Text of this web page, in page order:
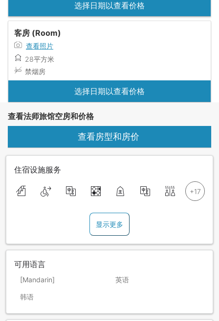
选择日期以查看价格
客房 (Room)
查看照片
28平方米
禁烟房
选择日期以查看价格
查看法师旅馆空房和价格
查看房型和房价
住宿设施服务
显示更多
可用语言
[Mandarin] 英语
韩语